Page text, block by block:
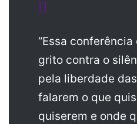
“Essa
grito contra o
pela liberdade
falarem o que
quiserem e onde